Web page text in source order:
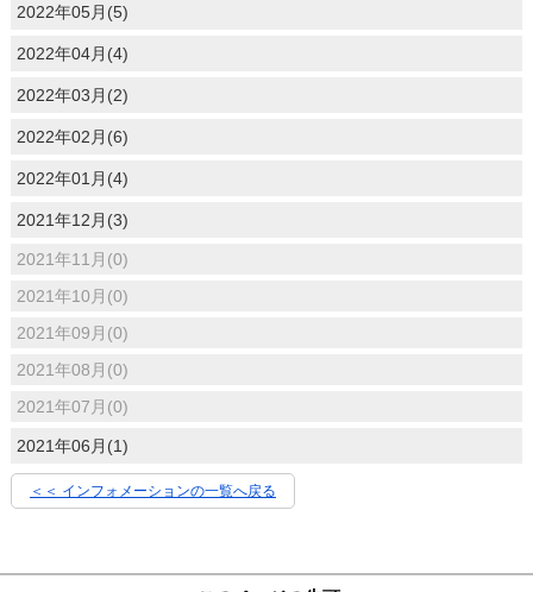
2022年05月(5)
2022年04月(4)
2022年03月(2)
2022年02月(6)
2022年01月(4)
2021年12月(3)
2021年11月(0)
2021年10月(0)
2021年09月(0)
2021年08月(0)
2021年07月(0)
2021年06月(1)
＜＜ インフォメーションの一覧へ戻る